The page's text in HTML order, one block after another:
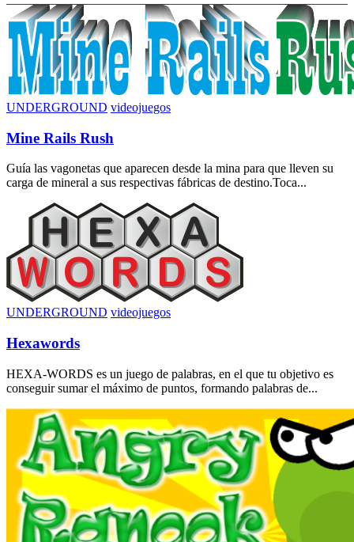
UNDERGROUND videojuegos
Mine Rails Rush
Guía las vagonetas que aparecen desde la mina para que lleven su
carga de mineral a sus respectivas fábricas de destino.Toca...
UNDERGROUND videojuegos
Hexawords
HEXA-WORDS es un juego de palabras, en el que tu objetivo es
conseguir sumar el máximo de puntos, formando palabras de...